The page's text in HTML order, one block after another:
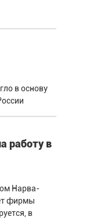
в основу
работу в
Нарва-
фирмы
в